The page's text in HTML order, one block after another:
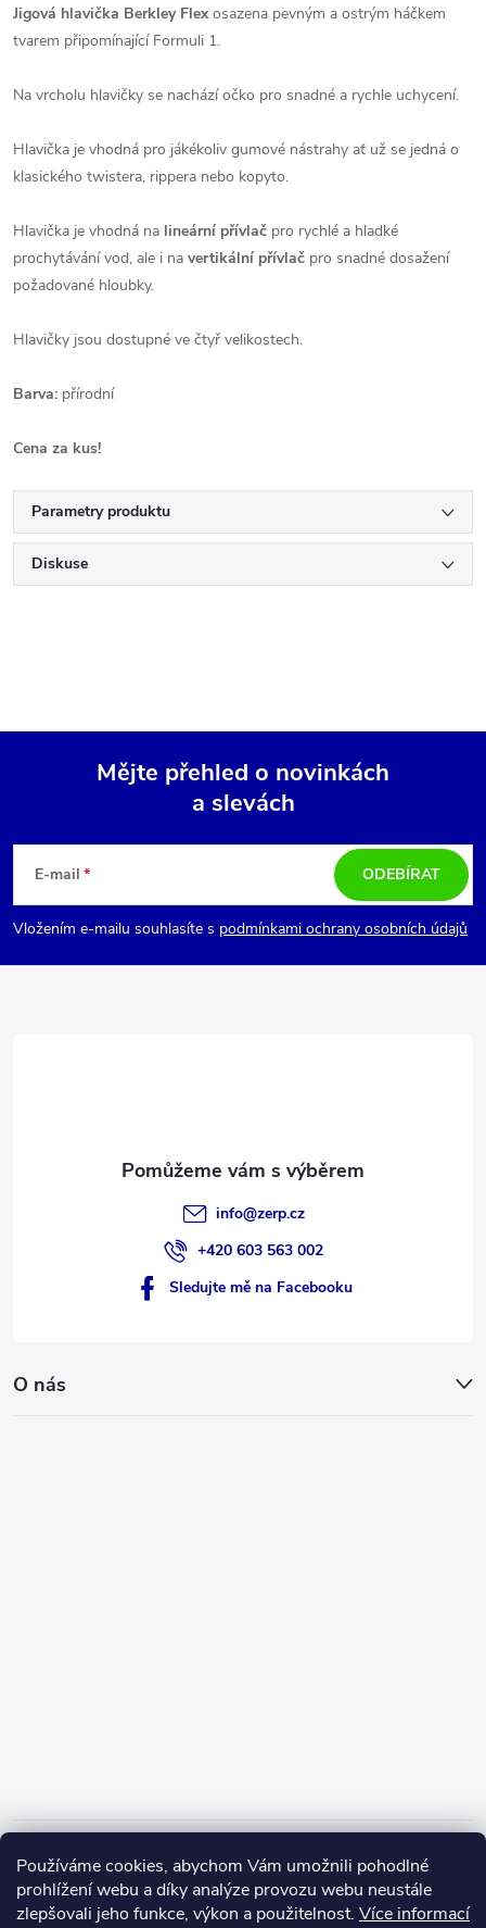
Používáme cookies, abychom Vám umožnili pohodlné
prohlížení webu a díky analýze provozu webu neustále
zlepšovali jeho funkce, výkon a použitelnost. Více informací
Jigová hlavička Berkley Flexosazena pevným a ostrým háčkem
tvarem připomínající Formuli 1.
Na vrcholu hlavičky se nachází očko pro snadné a rychle uchycení.
Hlavička je vhodná pro jákékoliv gumové nástrahy ať už se jedná o
klasického twistera, rippera nebo kopyto.
Hlavička je vhodná na lineární přívlač pro rychlé a hladké
prochytávání vod, ale i na vertikální přívlač pro snadné dosažení
požadované hloubky.
Hlavičky jsou dostupné ve čtyř velikostech.
Barva: přírodní
Cena za kus!
Parametry produktu
Diskuse
p
a
Mějte přehled o novinkách
a slevách
E-mail
Vložením e-mailu souhlasíte s podmínkami ochrany osobních údajů
ODEBÍRAT
info@zerp.cz
+420 603 563 002
Sledujte mě na Facebooku
O nás